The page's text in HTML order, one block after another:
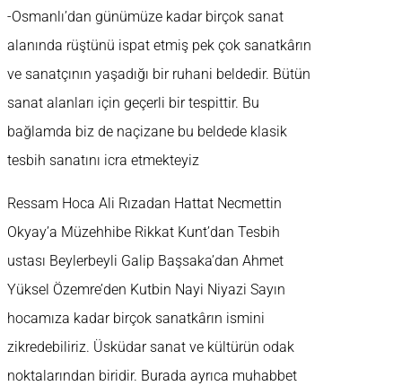
-Osmanlı’dan günümüze kadar birçok sanat
alanında rüştünü ispat etmiş pek çok sanatkârın
ve sanatçının yaşadığı bir ruhani beldedir. Bütün
sanat alanları için geçerli bir tespittir. Bu
bağlamda biz de naçizane bu beldede klasik
tesbih sanatını icra etmekteyiz
Ressam Hoca Ali Rızadan Hattat Necmettin
Okyay’a Müzehhibe Rikkat Kunt’dan Tesbih
ustası Beylerbeyli Galip Başsaka’dan Ahmet
Yüksel Özemre’den Kutbin Nayi Niyazi Sayın
hocamıza kadar birçok sanatkârın ismini
zikredebiliriz. Üsküdar sanat ve kültürün odak
noktalarından biridir. Burada ayrıca muhabbet